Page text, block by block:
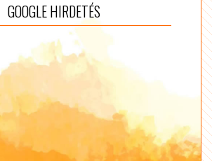
GOOGLE HIRDETÉS